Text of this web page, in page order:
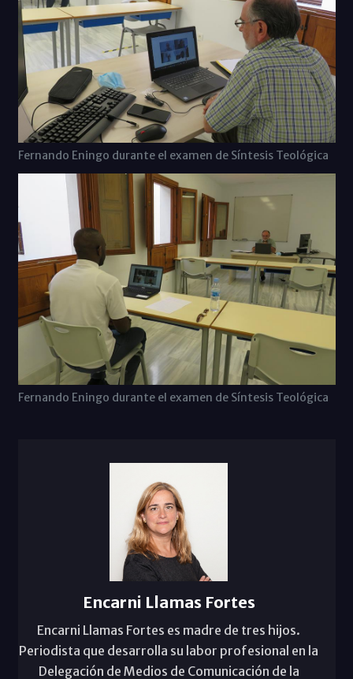
Fernando Eningo durante el examen de Síntesis Teológica
Fernando Eningo durante el examen de Síntesis Teológica
Encarni Llamas Fortes
Encarni Llamas Fortes es madre de tres hijos.
Periodista que desarrolla su labor profesional en la
Delegación de Medios de Comunicación de la